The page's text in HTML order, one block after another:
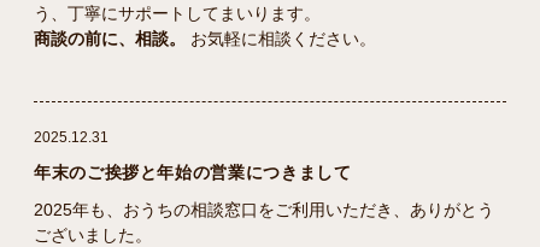
う、丁寧にサポートしてまいります。
商談の前に、相談。
お気軽に相談ください。
2025.12.31
年末のご挨拶と年始の営業につきまして
2025年も、おうちの相談窓口をご利用いただき、ありがとう
ございました。